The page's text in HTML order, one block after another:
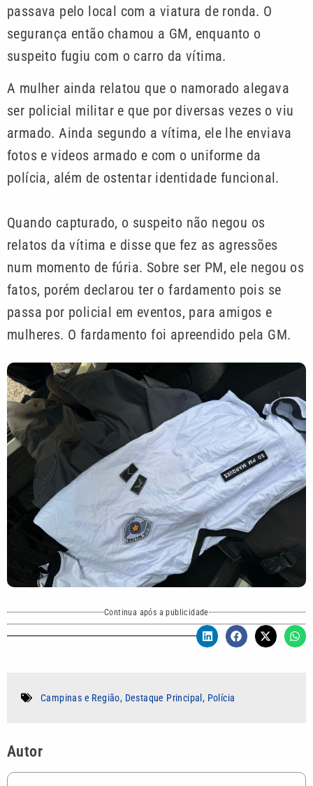
passava pelo local com a viatura de ronda. O
segurança então chamou a GM, enquanto o
suspeito fugiu com o carro da vítima.
A mulher ainda relatou que o namorado alegava
ser policial militar e que por diversas vezes o viu
armado. Ainda segundo a vítima, ele lhe enviava
fotos e videos armado e com o uniforme da
polícia, além de ostentar identidade funcional.
Quando capturado, o suspeito não negou os
relatos da vítima e disse que fez as agressões
num momento de fúria. Sobre ser PM, ele negou os
fatos, porém declarou ter o fardamento pois se
passa por policial em eventos, para amigos e
mulheres. O fardamento foi apreendido pela GM.
Continua após a publicidade
Campinas e Região, Destaque Principal , Polícia
Autor